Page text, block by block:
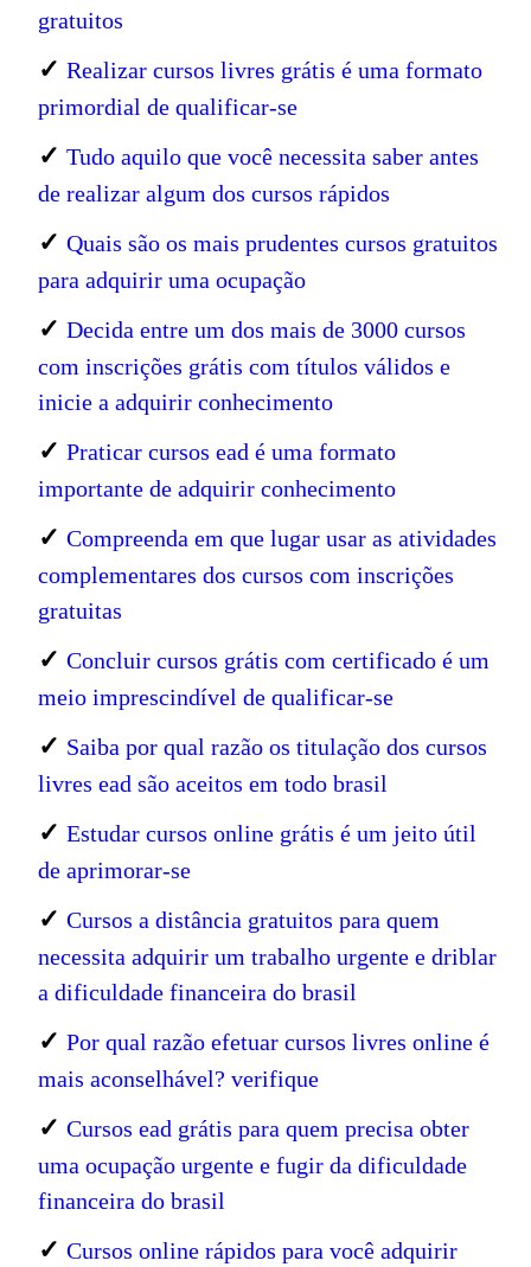
gratuitos
✓ Realizar cursos livres grátis é uma formato
primordial de qualificar-se
✓ Tudo aquilo que você necessita saber antes
de realizar algum dos cursos rápidos
✓ Quais são os mais prudentes cursos gratuitos
para adquirir uma ocupação
✓ Decida entre um dos mais de 3000 cursos
com inscrições grátis com títulos válidos e
inicie a adquirir conhecimento
✓ Praticar cursos ead é uma formato
importante de adquirir conhecimento
✓ Compreenda em que lugar usar as atividades
complementares dos cursos com inscrições
gratuitas
✓ Concluir cursos grátis com certificado é um
meio imprescindível de qualificar-se
✓ Saiba por qual razão os titulação dos cursos
livres ead são aceitos em todo brasil
✓ Estudar cursos online grátis é um jeito útil
de aprimorar-se
✓ Cursos a distância gratuitos para quem
necessita adquirir um trabalho urgente e driblar
a dificuldade financeira do brasil
✓ Por qual razão efetuar cursos livres online é
mais aconselhável? verifique
✓ Cursos ead grátis para quem precisa obter
uma ocupação urgente e fugir da dificuldade
financeira do brasil
✓ Cursos online rápidos para você adquirir